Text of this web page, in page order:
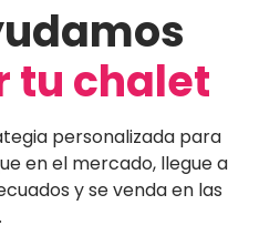
tu chalet
personalizada para
en el mercado, llegue a
y se venda en las